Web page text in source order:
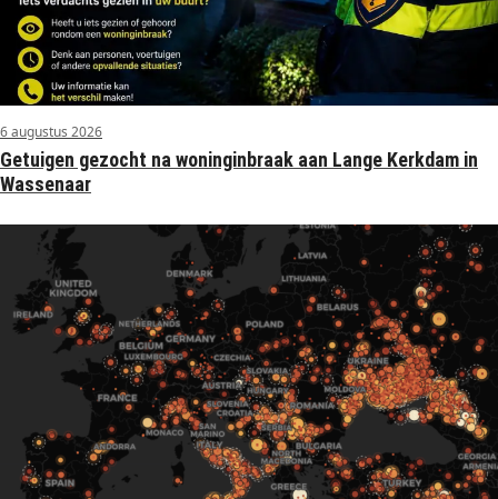
6 augustus 2026
Getuigen gezocht na woninginbraak aan Lange Kerkdam in
Wassenaar